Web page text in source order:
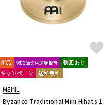
新品 WEB注文店頭受取可
動画あり
キャンペーン
送料無料
MEINL
Byzance Traditional Mini Hihats 1